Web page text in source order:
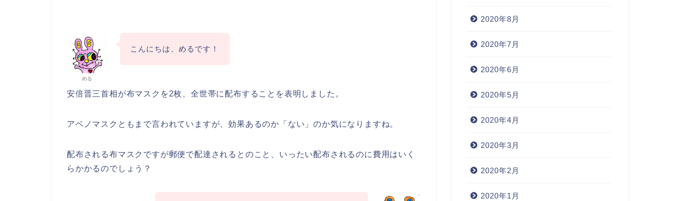
める
こんにちは、めるです！
安倍晋三首相が布マスクを2枚、全世帯に配布することを表明しました。
アベノマスクともまで言われていますが、効果あるのか「ない」のか気になりますね。
配布される布マスクですが郵便で配達されるとのこと、いったい配布されるのに費用はいく
らかかるのでしょう？
2020年8月
2020年7月
2020年6月
2020年5月
2020年4月
2020年3月
2020年2月
2020年1月